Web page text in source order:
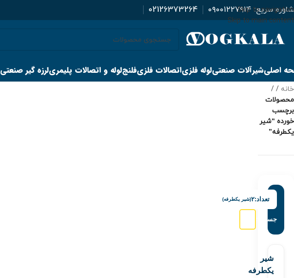
Skip to navigation
Skip to main content
سریع:۰۹۰۰۱۲۲۷۹۱۴ 02126373264
اصلیشیرآلات صنعتیلوله فلزیاتصالات فلزیفلنجلوله و اتصالات پلیمریلرزه گیر صنعتی
خانه /
محصولات
برچسب
خورده “شير
يكطرفه”
تعداد:۲(شير يكطرفه)
جستجو:
شير
يكطرفه